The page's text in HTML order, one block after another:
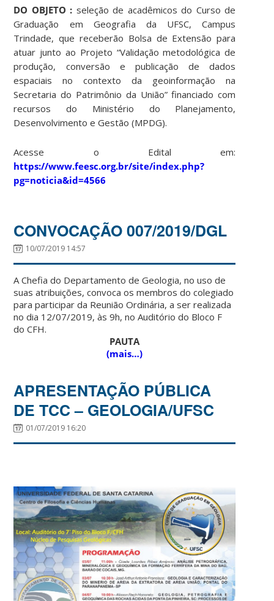
DO OBJETO : seleção de acadêmicos do Curso de
Graduação em Geografia da UFSC, Campus
Trindade, que receberão Bolsa de Extensão para
atuar junto ao Projeto “Validação metodológica de
produção, conversão e publicação de dados
espaciais no contexto da geoinformação na
Secretaria do Patrimônio da União” financiado com
recursos do Ministério do Planejamento,
Desenvolvimento e Gestão (MPDG).
Acesse o Edital em:
https://www.feesc.org.br/site/index.php?
pg=noticia&id=4566
CONVOCAÇÃO 007/2019/DGL
10/07/2019 14:57
A Chefia do Departamento de Geologia, no uso de
suas atribuições, convoca os membros do colegiado
para participar da Reunião Ordinária, a ser realizada
no dia 12/07/2019, às 9h, no Auditório do Bloco F
do CFH.
PAUTA
(mais…)
APRESENTAÇÃO PÚBLICA
DE TCC – GEOLOGIA/UFSC
01/07/2019 16:20